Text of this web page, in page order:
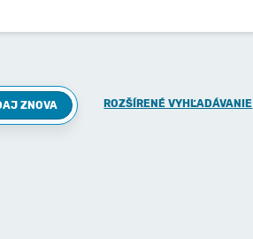
ZNOVA ROZŠÍRENÉ VYHĽADÁVANIE